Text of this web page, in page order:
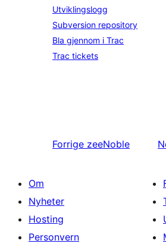
Utviklingslogg
Subversion repository
Bla gjennom i Trac
Trac tickets
Forrige zeeNoble
Om
Nyheter
Hosting
Personvern